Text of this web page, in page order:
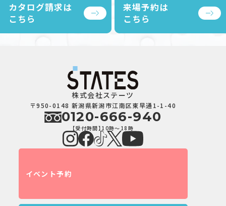
カタログ請求は
こちら
来場予約は
こちら
株式会社ステーツ
〒950-0148 新潟県新潟市江南区東早通1-1-40
0120-666-940
【受付時間】10時～18時
イベント予約